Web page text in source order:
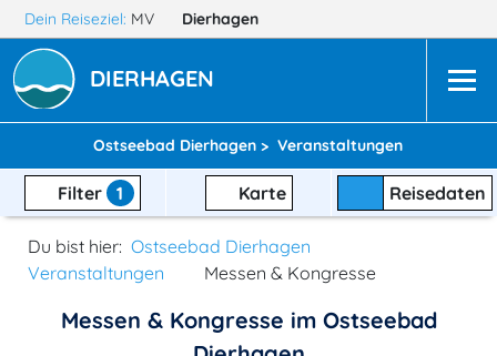
Dein Reiseziel: MV Dierhagen
DIERHAGEN
Ostseebad Dierhagen > Veranstaltungen
Filter 1 Karte Reisedaten
Du bist hier: Ostseebad Dierhagen
Veranstaltungen
Messen & Kongresse
Messen & Kongresse im Ostseebad